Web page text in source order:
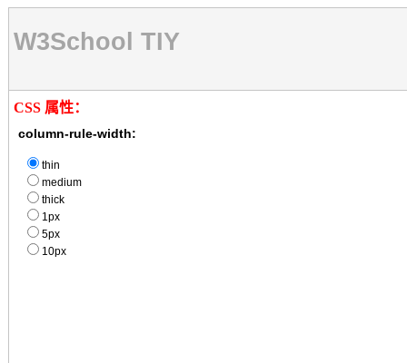
W3School TIY
CSS 属性：
column-rule-width:
thin
medium
thick
1px
5px
10px